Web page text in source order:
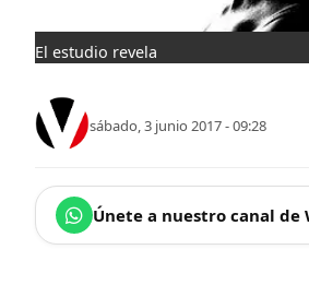
El estudio revela
sábado, 3 junio 2017 - 09:28
Únete a nuestro canal de